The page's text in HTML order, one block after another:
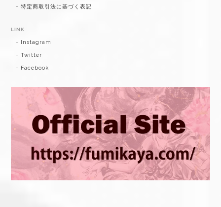
特定商取引法に基づく表記
LINK
Instagram
Twitter
Facebook